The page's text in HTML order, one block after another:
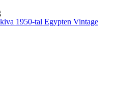
1950-tal Egypten Vintage